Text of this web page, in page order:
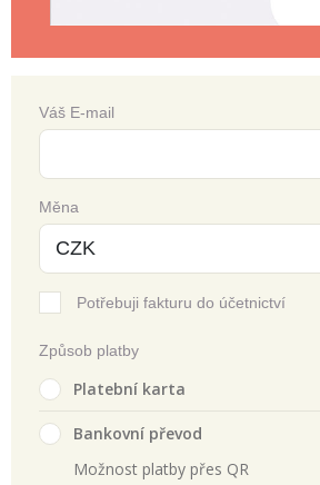
Váš E-mail
Měna
Potřebuji fakturu do účetnictví
Způsob platby
Platební karta
Bankovní převod
Možnost platby přes QR